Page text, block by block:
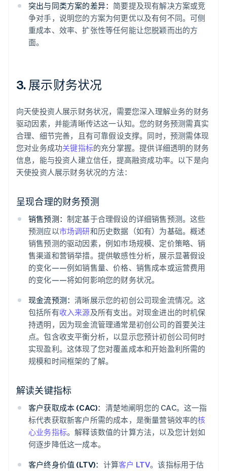
突出与同类方案的差异： 简要提及现有解决方案或竞
争对手，说明您的方案为何更优以及有何不同。可侧
重成本、效率、扩张性等任何能让您脱颖而出的方
面。
3. 展示财务状况
向天使投资人展示财务状况，需要您深入理解业务的财务
驱动因素，并能清晰传达这一认知。您的财务预测需真实
合理、细节完善，且有可靠假设支撑。同时，预测需体现
您对业务成功关键指标的充分掌握。提供详细透明的财务
信息，能与投资人建立信任，提高融资成功率。以下是向
天使投资人展示财务状况的方法：
呈现合理的财务预测
销售预测： 制定基于合理假设的详细销售预测。这些
预测应以市场调研和历史数据（如有）为基础。概述
销售预测的驱动因素，例如市场规模、定价策略、销
售渠道和营销举措。提供敏感性分析，展示显著假设
的变化——例如销售量、价格、销售成本或运营费用
的变化——将如何影响您的财务状况。
现金流预测：清晰展示您的初创公司现金流情况。这
包括所有收入来源及所有支出。对现金进出的时机保
持透明，因为现金流管理通常是初创公司的首要关注
点。包含收支平衡分析，以显示您预计初创公司何时
实现盈利。这体现了您对覆盖成本和开始盈利所需的
规模和时间框架的了解。
解读关键指标
客户获取成本 (CAC)： 清楚地阐明您的 CAC。这一指
标代表获取新客户所需的成本，是衡量营销效率的核
心业务指标。解释该数值的计算方法，以及您计划如
何逐步降低这一成本。
客户终身价值 (LTV)： 计算客户 LTV。该指标用于估